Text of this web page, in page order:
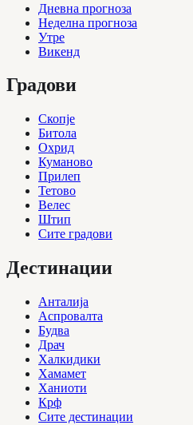
Дневна прогноза
Неделна прогноза
Утре
Викенд
Градови
Скопје
Битола
Охрид
Куманово
Прилеп
Тетово
Велес
Штип
Сите градови
Дестинации
Анталија
Аспровалта
Будва
Драч
Халкидики
Хамамет
Ханиоти
Крф
Сите дестинации